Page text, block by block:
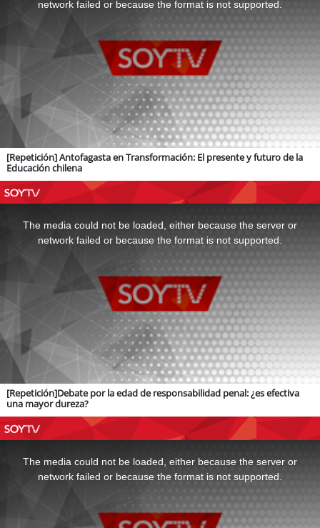
network failed or because the format is not supported.
[Repetición] Antofagasta en Transformación: El presente y futuro de la
Educación chilena
The media could not be loaded, either because the server or
network failed or because the format is not supported.
[Repetición]Debate por la edad de responsabilidad penal: ¿es efectiva
una mayor dureza?
The media could not be loaded, either because the server or
network failed or because the format is not supported.